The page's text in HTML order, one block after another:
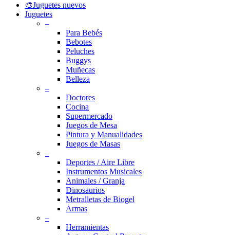
🎨Juguetes nuevos
Juguetes
–
Para Bebés
Bebotes
Peluches
Buggys
Muñecas
Belleza
–
Doctores
Cocina
Supermercado
Juegos de Mesa
Pintura y Manualidades
Juegos de Masas
–
Deportes / Aire Libre
Instrumentos Musicales
Animales / Granja
Dinosaurios
Metralletas de Biogel
Armas
–
Herramientas